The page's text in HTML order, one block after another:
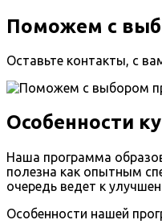
Поможем с
Оставьте контакты, с
Особенности
Наша программа
полезна как опытным
очередь ведет к
Особенности нашей